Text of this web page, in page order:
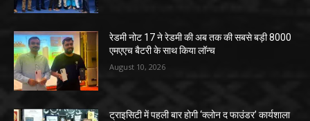
रेडमी नोट 17 ने रेडमी की अब तक की सबसे बड़ी 8000
एमएएच बैटरी के साथ किया लॉन्च
August 10, 2026
ट्राइसिटी में पहली बार होगी ‘क्लोन द फाउंडर’ कार्यशाला